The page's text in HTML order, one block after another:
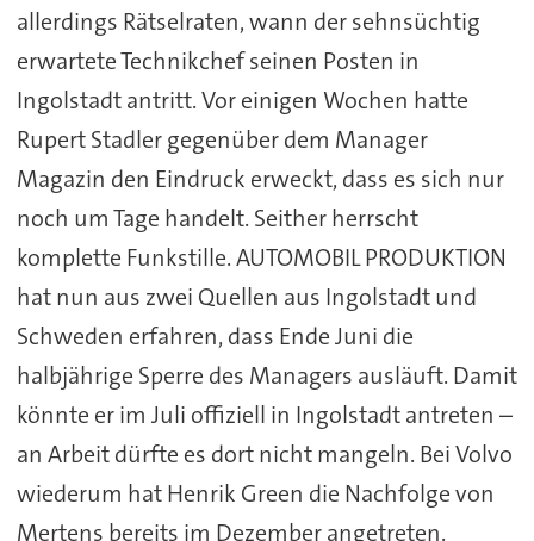
allerdings Rätselraten, wann der sehnsüchtig
erwartete Technikchef seinen Posten in
Ingolstadt antritt. Vor einigen Wochen hatte
Rupert Stadler gegenüber dem Manager
Magazin den Eindruck erweckt, dass es sich nur
noch um Tage handelt. Seither herrscht
komplette Funkstille. AUTOMOBIL PRODUKTION
hat nun aus zwei Quellen aus Ingolstadt und
Schweden erfahren, dass Ende Juni die
halbjährige Sperre des Managers ausläuft. Damit
könnte er im Juli offiziell in Ingolstadt antreten –
an Arbeit dürfte es dort nicht mangeln. Bei Volvo
wiederum hat Henrik Green die Nachfolge von
Mertens bereits im Dezember angetreten.